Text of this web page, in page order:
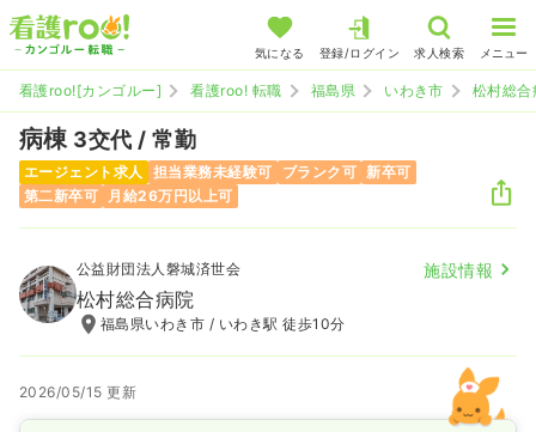
気になる 登録/ログイン 求人検索 メニュー
看護roo![カンゴルー] 看護roo! 転職 福島県 いわき市 松村総合
病棟 3交代 / 常勤
エージェント求人 担当業務未経験可 ブランク可 新卒可
第二新卒可
月給26万円以上可
公益財団法人磐城済世会 施設情報
松村総合病院
福島県いわき市 / いわき駅 徒歩10分
2026/05/15 更新